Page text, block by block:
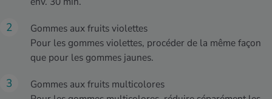
Gommes aux fruits violettes
Pour les gommes violettes, procéder de la même façon
que pour les gommes jaunes.
Gommes aux fruits multicolores